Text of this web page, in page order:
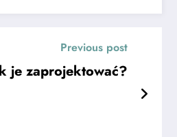
Previous post
je zaprojektować?